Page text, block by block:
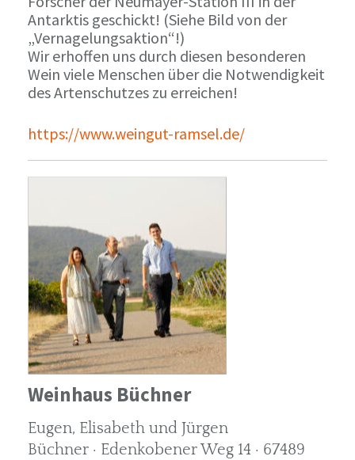
Antarktis geschickt! (Siehe Bild von der
„Vernagelungsaktion“!)
Wir erhoffen uns durch diesen besonderen
Wein viele Menschen über die Notwendigkeit
des Artenschutzes zu erreichen!
https://www.weingut-ramsel.de/
Weinhaus Büchner
Eugen, Elisabeth und Jürgen
Büchner · Edenkobener Weg 14 · 67489